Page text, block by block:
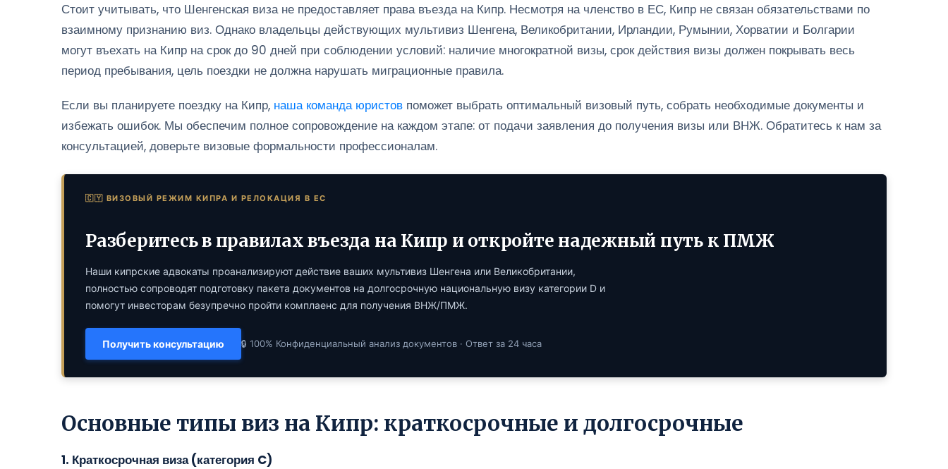
Стоит учитывать, что Шенгенская виза не предоставляет права въезда на Кипр. Несмотря на членство в ЕС, Кипр не связан обязательствами по
взаимному признанию виз. Однако владельцы действующих мультивиз Шенгена, Великобритании, Ирландии, Румынии, Хорватии и Болгарии
могут въехать на Кипр на срок до 90 дней при соблюдении условий: наличие многократной визы, срок действия визы должен покрывать весь
период пребывания, цель поездки не должна нарушать миграционные правила.
Если вы планируете поездку на Кипр, наша команда юристов поможет выбрать оптимальный визовый путь, собрать необходимые документы и
избежать ошибок. Мы обеспечим полное сопровождение на каждом этапе: от подачи заявления до получения визы или ВНЖ. Обратитесь к нам за
консультацией, доверьте визовые формальности профессионалам.
🇨🇾 ВИЗОВЫЙ РЕЖИМ КИПРА И РЕЛОКАЦИЯ В ЕС
Разберитесь в правилах въезда на Кипр и откройте надежный путь к ПМЖ
Наши кипрские адвокаты проанализируют действие ваших мультивиз Шенгена или Великобритании,
полностью сопроводят подготовку пакета документов на долгосрочную национальную визу категории D и
помогут инвесторам безупречно пройти комплаенс для получения ВНЖ/ПМЖ.
Получить консультацию 🔒 100% Конфиденциальный анализ документов · Ответ за 24 часа
Основные типы виз на Кипр: краткосрочные и долгосрочные
1. Краткосрочная виза (категория C)